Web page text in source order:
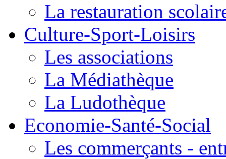
La restauration
Culture-Sport-Loisirs
Les associations
La Médiathèque
La Ludothèque
Economie-Santé-Social
Les commerçants -